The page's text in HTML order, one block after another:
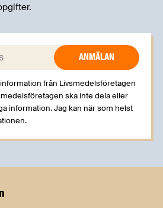
från Livsmedelsföretagen
ska inte dela eller
information. Jag kan när som helst